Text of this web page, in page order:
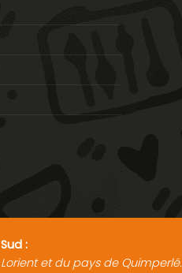
:
et du pays de Quimperlé.